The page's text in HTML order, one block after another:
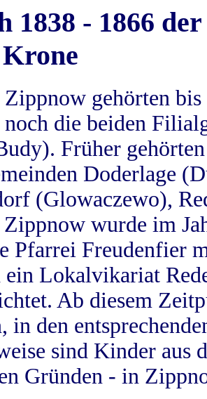
1838 - 1866
gehörten
die beiden
Früher
Doderlage
(Glowaczewo),
wurde im
Pfarrei Freudenfier
ein Lokalvikariat
Ab diesem
in den
sind Kinder aus
Gründen - in